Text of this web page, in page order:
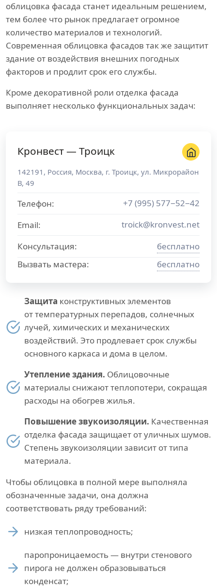
облицовка фасада станет идеальным решением,
тем более что рынок предлагает огромное
количество материалов и технологий.
Современная облицовка фасадов так же защитит
здание от воздействия внешних погодных
факторов и продлит срок его службы.
Кроме декоративной роли отделка фасада
выполняет несколько функциональных задач:
Кронвест — Троицк
142191 , Россия, Москва, г. Троицк, ул. Микрорайон
В, 49
Телефон:
+7 (995) 577−52−42
Email:
troick@kronvest.net
Консультация:
бесплатно
Вызвать мастера:
бесплатно
Защита конструктивных элементов
от температурных перепадов, солнечных
лучей, химических и механических
воздействий. Это продлевает срок службы
основного каркаса и дома в целом.
Утепление здания. Облицовочные
материалы снижают теплопотери, сокращая
расходы на обогрев жилья.
Повышение звукоизоляции. Качественная
отделка фасада защищает от уличных шумов.
Степень звукоизоляции зависит от типа
материала.
Чтобы облицовка в полной мере выполняла
обозначенные задачи, она должна
соответствовать ряду требований:
низкая теплопроводность;
паропроницаемость — внутри стенового
пирога не должен образовываться
конденсат;